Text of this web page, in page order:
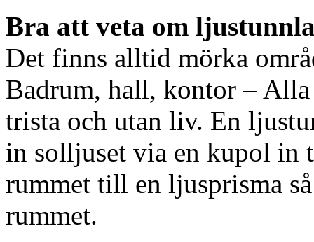
Bra att veta om
Det finns alltid mörka
Badrum, hall, kontor – Alla
trista och utan liv. En
in solljuset via en kupol in
rummet till en ljusprisma
rummet.